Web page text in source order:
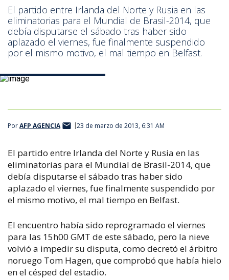
El partido entre Irlanda del Norte y Rusia en las
eliminatorias para el Mundial de Brasil-2014, que
debía disputarse el sábado tras haber sido
aplazado el viernes, fue finalmente suspendido
por el mismo motivo, el mal tiempo en Belfast.
PorAFP AGENCIA 23 de marzo de 2013, 6:31 AM
El partido entre Irlanda del Norte y Rusia en las
eliminatorias para el Mundial de Brasil-2014, que
debía disputarse el sábado tras haber sido
aplazado el viernes, fue finalmente suspendido por
el mismo motivo, el mal tiempo en Belfast.
El encuentro había sido reprogramado el viernes
para las 15h00 GMT de este sábado, pero la nieve
volvió a impedir su disputa, como decretó el árbitro
noruego Tom Hagen, que comprobó que había hielo
en el césped del estadio.